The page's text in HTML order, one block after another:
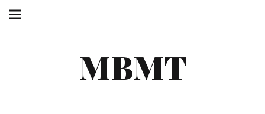
Skip
MBMT
navigation